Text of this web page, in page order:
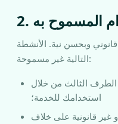
المسموح به
وبحسن نية. الأنشطة
التالية غير مسموحة:
الطرف الثالث من خلال
استخدامك للخدمة؛
غير قانونية على خلاف